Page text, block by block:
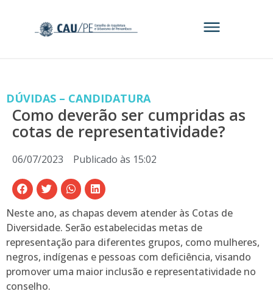
DÚVIDAS – CANDIDATURA
Como deverão ser cumpridas as
cotas de representatividade?
06/07/2023 Publicado às 15:02
Neste ano, as chapas devem atender às Cotas de
Diversidade. Serão estabelecidas metas de
representação para diferentes grupos, como mulheres,
negros, indígenas e pessoas com deficiência, visando
promover uma maior inclusão e representatividade no
conselho.